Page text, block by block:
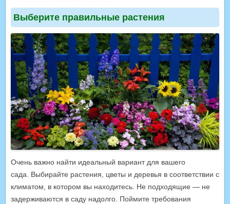
Выберите правильные растения
Очень важно найти идеальный вариант для вашего
сада. Выбирайте растения, цветы и деревья в соответствии с
климатом, в котором вы находитесь. Не подходящие — не
задерживаются в саду надолго. Поймите требования